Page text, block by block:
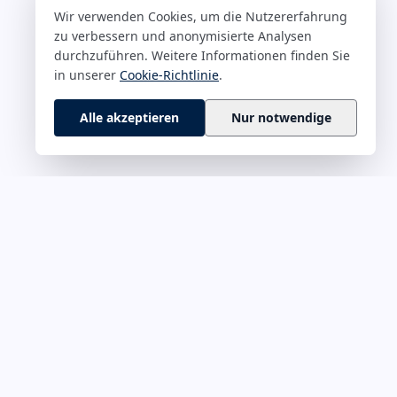
Wir verwenden Cookies, um die Nutzererfahrung
zu verbessern und anonymisierte Analysen
durchzuführen. Weitere Informationen finden Sie
in unserer Cookie-Richtlinie.
Alle akzeptieren Nur notwendige